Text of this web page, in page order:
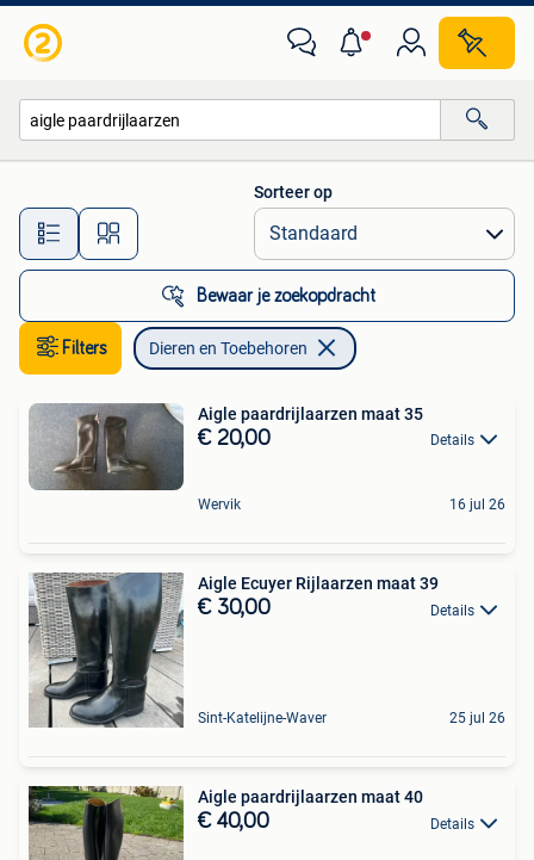
Alle afstanden…
Sorteer op
Bewaar je zoekopdracht
Filters Dieren en Toebehoren
Aigle paardrijlaarzen maat 35
€ 20,00 Details
Wervik 16 jul 26
Aigle Ecuyer Rijlaarzen maat 39
€ 30,00 Details
Sint-Katelijne-Waver 25 jul 26
Aigle paardrijlaarzen maat 40
€ 40,00 Details